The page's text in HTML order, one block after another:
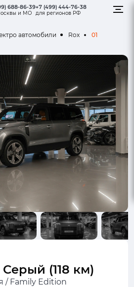
688-86-39
и МО
+7 (499) 444-76-38
для регионов РФ
автомобили Rox 01
Серый (118 км)
/ Family Edition